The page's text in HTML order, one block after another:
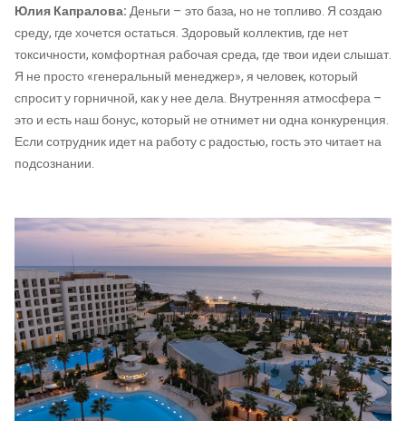
Юлия Капралова:Деньги – это база, но не топливо. Я создаю
среду, где хочется остаться. Здоровый коллектив, где нет
токсичности, комфортная рабочая среда, где твои идеи слышат.
Я не просто «генеральный менеджер», я человек, который
спросит у горничной, как у нее дела. Внутренняя атмосфера –
это и есть наш бонус, который не отнимет ни одна конкуренция.
Если сотрудник идет на работу с радостью, гость это читает на
подсознании.